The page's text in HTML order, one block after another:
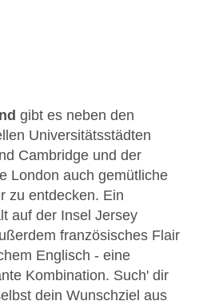
gibt es neben den
Universitätsstädten
Cambridge und der
London auch gemütliche
zu entdecken. Ein
auf der Insel Jersey
französisches Flair
Englisch - eine
Kombination. Such' dir
dein Wunschziel aus